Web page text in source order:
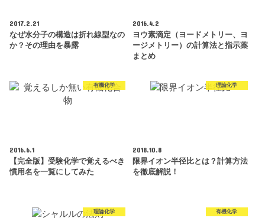
2017.2.21
なぜ水分子の構造は折れ線型なの
か？その理由を暴露
2016.4.2
ヨウ素滴定（ヨードメトリー、ヨ
ージメトリー）の計算法と指示薬
まとめ
有機化学
2016.6.1
【完全版】受験化学で覚えるべき
慣用名を一覧にしてみた
理論化学
2018.10.8
限界イオン半径比とは？計算方法
を徹底解説！
理論化学 有機化学